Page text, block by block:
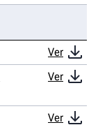
Ver
Ver
Ver